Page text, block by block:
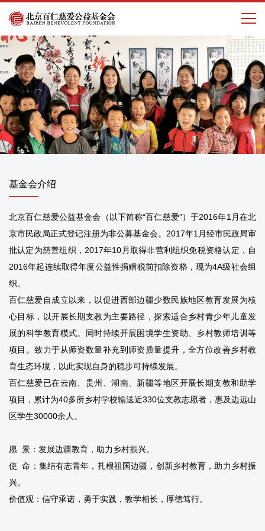
基金会介绍
北京百仁慈爱公益基金会（以下简称“百仁慈爱”）于2016年1月在北
京市民政局正式登记注册为非公募基金会。2017年1月经市民政局审
批认定为慈善组织，2017年10月取得非营利组织免税资格认定，自
2016年起连续取得年度公益性捐赠税前扣除资格，现为4A级社会组
织。
百仁慈爱自成立以来，以促进西部边疆少数民族地区教育发展为核
心目标，以开展长期支教为主要路径，探索适合乡村青少年儿童发
展的科学教育模式。同时持续开展困境学生资助、乡村教师培训等
项目。致力于从师资数量补充到师资质量提升，全方位改善乡村教
育生态环境，以此实现自身的稳步可持续发展。
百仁慈爱已在云南、贵州、湖南、新疆等地区开展长期支教和助学
项目，累计为40多所乡村学校输送近330位支教志愿者，惠及边远山
区学生30000余人。
愿 景：发展边疆教育，助力乡村振兴。
使 命：集结有志青年，扎根祖国边疆，创新乡村教育，助力乡村振
兴。
价值观：信守承诺，勇于实践，教学相长，厚德笃行。